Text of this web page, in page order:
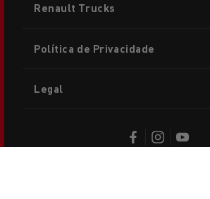
menu
Renault Trucks
Política de Privacidade
Legal